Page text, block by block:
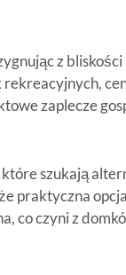
z
rekreacyjnych,
zaplecze
szukają
praktyczna
co czyni z